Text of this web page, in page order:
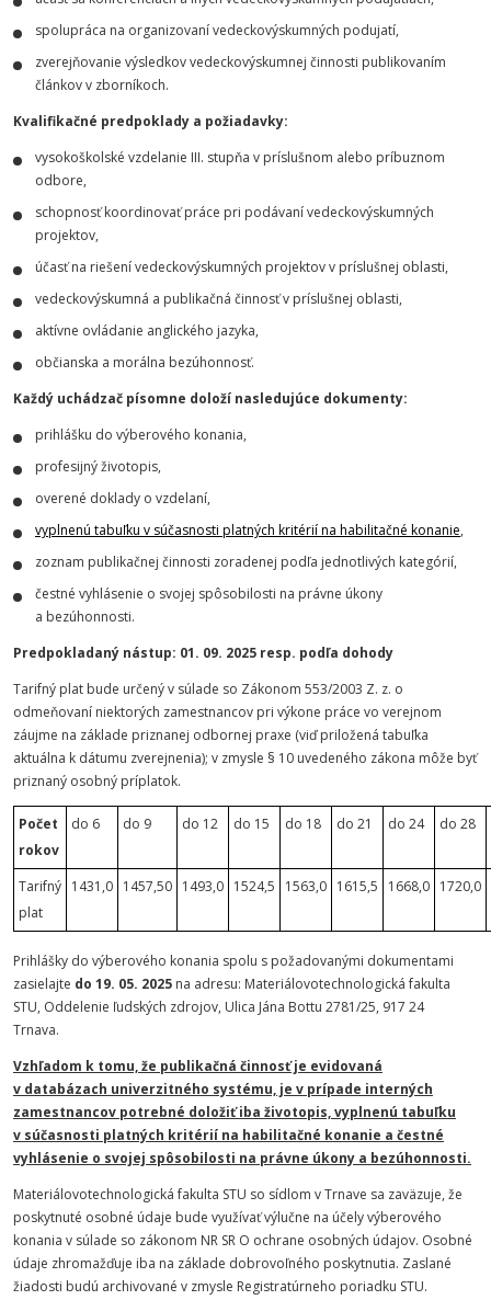
spolupráca na organizovaní vedeckovýskumných podujatí,
zverejňovanie výsledkov vedeckovýskumnej činnosti publikovaním
článkov v zborníkoch.
Kvalifikačné predpoklady a požiadavky:
vysokoškolské vzdelanie III. stupňa v príslušnom alebo príbuznom
odbore,
schopnosť koordinovať práce pri podávaní vedeckovýskumných
projektov,
účasť na riešení vedeckovýskumných projektov v príslušnej oblasti,
vedeckovýskumná a publikačná činnosť v príslušnej oblasti,
aktívne ovládanie anglického jazyka,
občianska a morálna bezúhonnosť.
Každý uchádzač písomne doloží nasledujúce dokumenty:
prihlášku do výberového konania,
profesijný životopis,
overené doklady o vzdelaní,
vyplnenú tabuľku v súčasnosti platných kritérií na habilitačné konanie,
zoznam publikačnej činnosti zoradenej podľa jednotlivých kategórií,
čestné vyhlásenie o svojej spôsobilosti na právne úkony
a bezúhonnosti.
Predpokladaný nástup: 01. 09. 2025 resp. podľa dohody
Tarifný plat bude určený v súlade so Zákonom 553/2003 Z. z. o
odmeňovaní niektorých zamestnancov pri výkone práce vo verejnom
záujme na základe priznanej odbornej praxe (viď priložená tabuľka
aktuálna k dátumu zverejnenia); v zmysle § 10 uvedeného zákona môže byť
priznaný osobný príplatok.
Počet
rokov
do 6 do 9 do 12 do 15 do 18 do 21 do 24 do 28
Tarifný
plat
1431,0 1457,50 1493,0 1524,5 1563,0 1615,5 1668,0 1720,0
Prihlášky do výberového konania spolu s požadovanými dokumentami
zasielajte do 19. 05. 2025 na adresu: Materiálovotechnologická fakulta
STU, Oddelenie ľudských zdrojov, Ulica Jána Bottu 2781/25, 917 24
Trnava.
Vzhľadom k tomu, že publikačná činnosť je evidovaná
v databázach univerzitného systému, je v prípade interných
zamestnancov potrebné doložiť iba životopis, vyplnenú tabuľku
v súčasnosti platných kritérií na habilitačné konanie a čestné
vyhlásenie o svojej spôsobilosti na právne úkony a bezúhonnosti.
Materiálovotechnologická fakulta STU so sídlom v Trnave sa zaväzuje, že
poskytnuté osobné údaje bude využívať výlučne na účely výberového
konania v súlade so zákonom NR SR O ochrane osobných údajov. Osobné
údaje zhromažďuje iba na základe dobrovoľného poskytnutia. Zaslané
žiadosti budú archivované v zmysle Registratúrneho poriadku STU.